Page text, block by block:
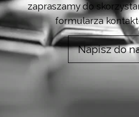
zapraszamy do
formularza
Napisz do